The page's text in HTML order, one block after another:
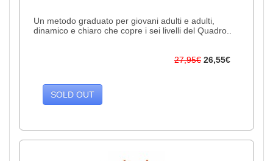
Un metodo graduato per giovani adulti e adulti,
dinamico e chiaro che copre i sei livelli del Quadro..
27,95€ 26,55€
SOLD OUT